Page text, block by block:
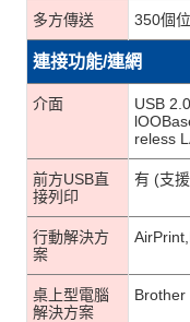
多方傳送 350個
連接功能/連網
介面
USB
reless
前方USB直
接列印
有 (支
行動解決方
案
桌上型電腦
解決方案
Brother